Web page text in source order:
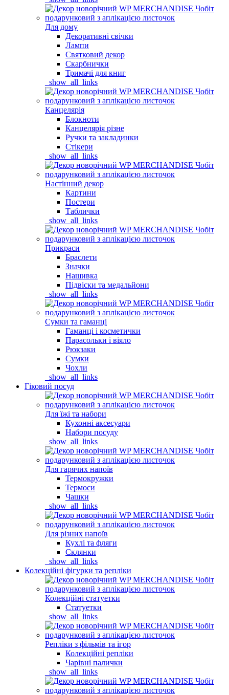
Для дому
Декоративні свічки
Лампи
Святковий декор
Скарбнички
Тримачі для книг
_show_all_links
Канцелярія
Блокноти
Канцелярія різне
Ручки та закладинки
Стікери
_show_all_links
Настінний декор
Картини
Постери
Таблички
_show_all_links
Прикраси
Браслети
Значки
Нашивка
Підвіски та медальйони
_show_all_links
Сумки та гаманці
Гаманці і косметички
Парасольки і віяло
Рюкзаки
Сумки
Чохли
_show_all_links
Гіковий посуд
Для їжі та набори
Кухонні аксесуари
Набори посуду
_show_all_links
Для гарячих напоїв
Термокружки
Термоси
Чашки
_show_all_links
Для різних напоїв
Кухлі та фляги
Склянки
_show_all_links
Колекційні фігурки та репліки
Колекційні статуетки
Статуетки
_show_all_links
Репліки з фільмів та ігор
Колекційні репліки
Чарівні палички
_show_all_links